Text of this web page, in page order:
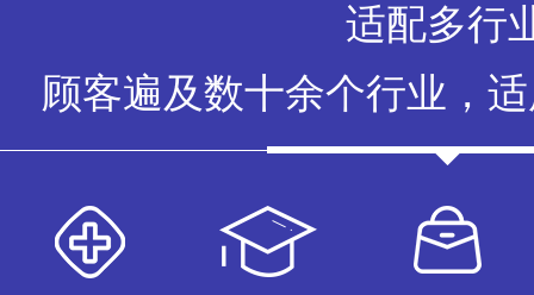
适配多行
顾客遍及数十余个行业，